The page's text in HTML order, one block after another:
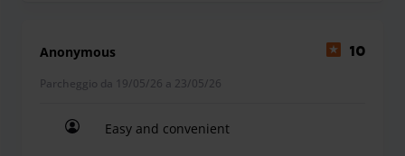
Anonymous 10
Parcheggio da 19/05/26 a 23/05/26
Easy and convenient